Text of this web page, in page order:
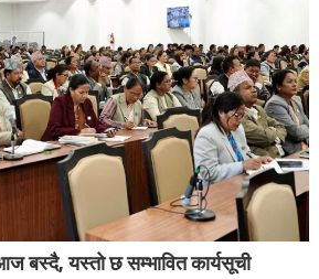
बस्दै, यस्तो छ सम्भावित कार्यसूची